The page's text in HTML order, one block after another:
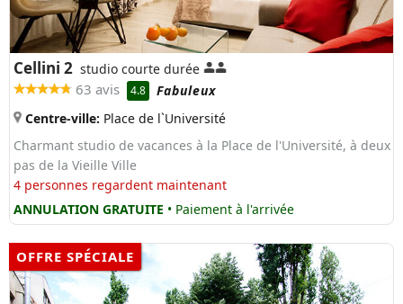
Cellini 2 studio courte durée
63 avis 4.8
Fabuleux
Centre-ville: Place de l`Université
Charmant studio de vacances à la Place de l'Université, à deux
pas de la Vieille Ville
4 personnes regardent maintenant
ANNULATION GRATUITE • Paiement à l'arrivée
OFFRE SPÉCIALE